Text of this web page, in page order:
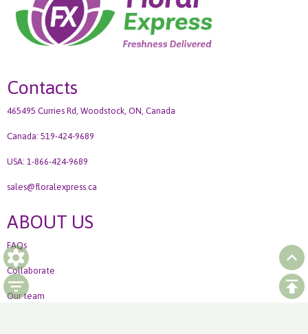
Contacts
465495 Curries Rd, Woodstock, ON, Canada
Canada: 519-424-9689
USA: 1-866-424-9689
sales@floralexpress.ca
ABOUT US
FAQs
Collaborate
Our team